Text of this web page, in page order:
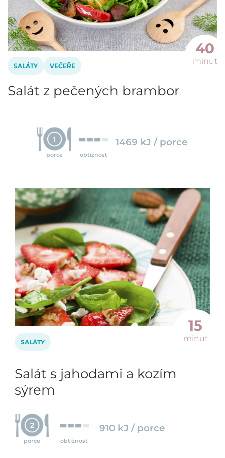
SALÁTY VEČEŘE
Salát z pečených brambor
1
porce obtížnost
1469 kJ / porce
40
minut
15
minut
SALÁTY
Salát s jahodami a kozím
sýrem
2
porce obtížnost
910 kJ / porce